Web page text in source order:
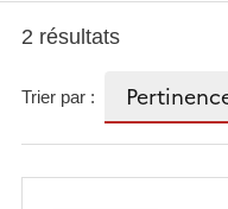
2 résultats
Trier par :